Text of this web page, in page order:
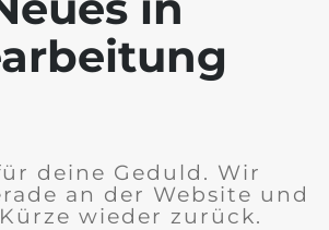
deine Geduld. Wir
an der Website und
wieder zurück.